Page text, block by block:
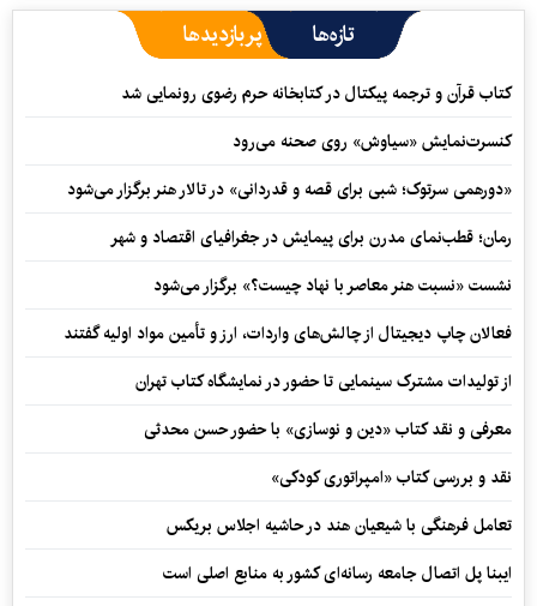
تازه‌ها پربازدیدها
کتاب قرآن و ترجمه پیکتال در کتابخانه حرم رضوی رونمایی شد
کنسرت‌نمایش «سیاوش» روی صحنه می‌رود
«دورهمی سرتوک؛ شبی برای قصه و قدردانی» در تالار هنر برگزار می‌شود
رمان؛ قطب‌نمای مدرن برای پیمایش در جغرافیای اقتصاد و شهر
نشست «نسبت هنر معاصر با نهاد چیست؟» برگزار می‌شود
فعالان چاپ دیجیتال از چالش‌های واردات، ارز و تأمین مواد اولیه گفتند
از تولیدات مشترک سینمایی تا حضور در نمایشگاه کتاب تهران
معرفی و نقد کتاب «دین و نوسازی» با حضور حسن محدثی
نقد و بررسی کتاب «امپراتوری کودکی»
تعامل فرهنگی با شیعیان هند در حاشیه اجلاس بریکس
ایبنا پل اتصال جامعه رسانه‌ای کشور به منابع اصلی است